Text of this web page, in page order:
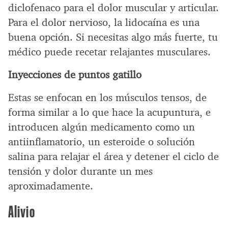
diclofenaco para el dolor muscular y articular.
Para el dolor nervioso, la lidocaína es una
buena opción. Si necesitas algo más fuerte, tu
médico puede recetar relajantes musculares.
Inyecciones de puntos gatillo
Estas se enfocan en los músculos tensos, de
forma similar a lo que hace la acupuntura, e
introducen algún medicamento como un
antiinflamatorio, un esteroide o solución
salina para relajar el área y detener el ciclo de
tensión y dolor durante un mes
aproximadamente.
Alivio